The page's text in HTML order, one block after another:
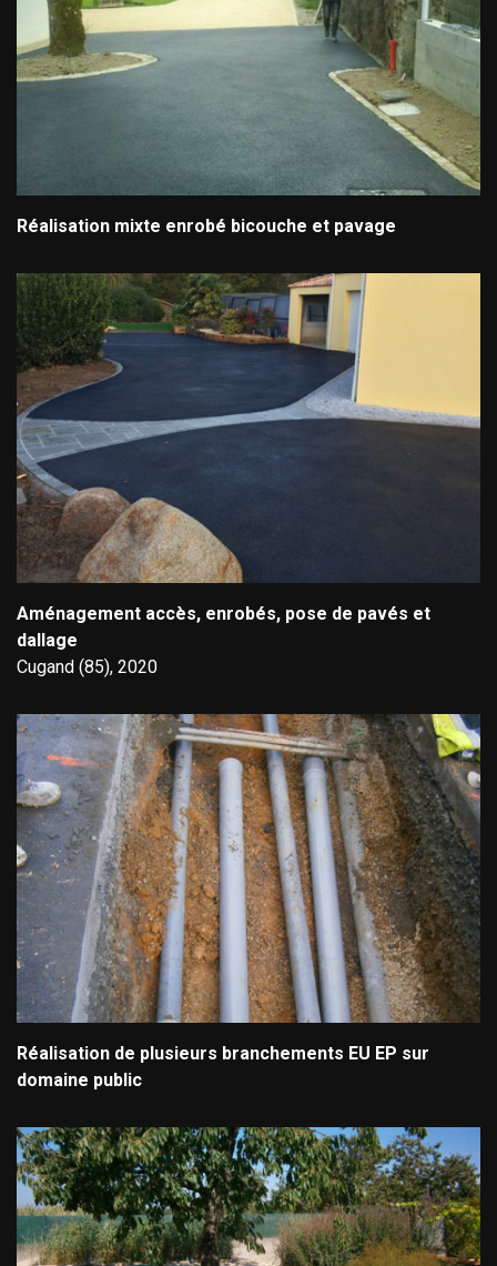
Réalisation mixte enrobé bicouche et pavage
Aménagement accès, enrobés, pose de pavés et
dallage
Cugand (85), 2020
Réalisation de plusieurs branchements EU EP sur
domaine public